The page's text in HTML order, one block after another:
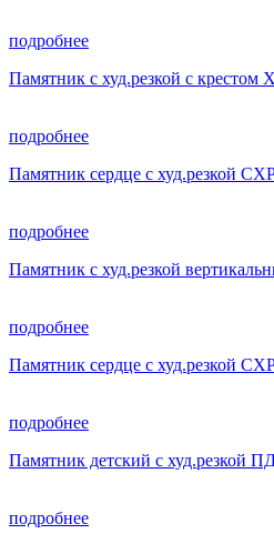
подробнее
Памятник с худ.резкой с крестом
подробнее
Памятник сердце с худ.резкой
подробнее
Памятник с худ.резкой
подробнее
Памятник сердце с худ.резкой
подробнее
Памятник детский с худ.резкой
подробнее